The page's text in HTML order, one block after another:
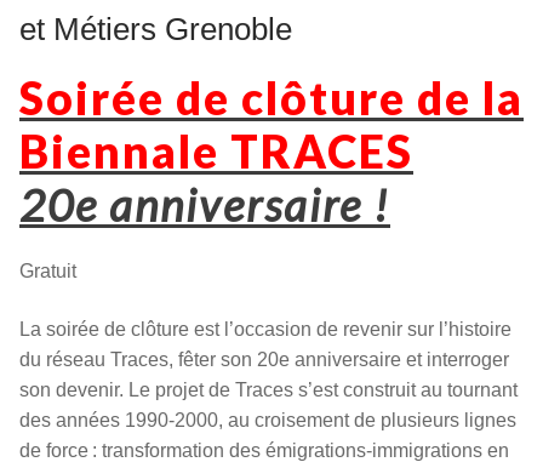
et Métiers Grenoble
Soirée de clôture de la
Biennale TRACES
20e anniversaire !
Gratuit
La soirée de clôture est l’occasion de revenir sur l’histoire
du réseau Traces, fêter son 20e anniversaire et interroger
son devenir. Le projet de Traces s’est construit au tournant
des années 1990-2000, au croisement de plusieurs lignes
de force : transformation des émigrations-immigrations en